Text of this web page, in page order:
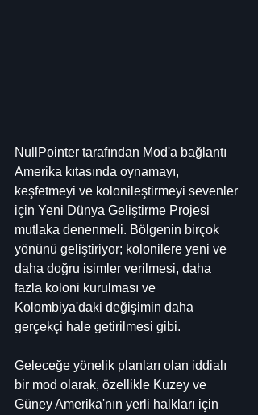
NullPointer tarafından Mod'a bağlantı
Amerika kıtasında oynamayı,
keşfetmeyi ve kolonileştirmeyi sevenler
için Yeni Dünya Geliştirme Projesi
mutlaka denenmeli. Bölgenin birçok
yönünü geliştiriyor; kolonilere yeni ve
daha doğru isimler verilmesi, daha
fazla koloni kurulması ve
Kolombiya'daki değişimin daha
gerçekçi hale getirilmesi gibi.
Geleceğe yönelik planları olan iddialı
bir mod olarak, özellikle Kuzey ve
Güney Amerika'nın yerli halkları için